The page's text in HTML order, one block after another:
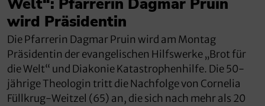
Welt“: Pfarrerin Dagmar Pruin
wird Präsidentin
Die Pfarrerin Dagmar Pruin wird am Montag
Präsidentin der evangelischen Hilfswerke „Brot für
die Welt“ und Diakonie Katastrophenhilfe. Die 50-
jährige Theologin tritt die Nachfolge von Cornelia
Füllkrug-Weitzel (65) an, die sich nach mehr als 20